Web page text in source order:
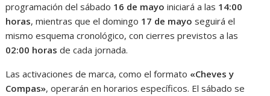
programación del sábado 16 de mayo iniciará a las 14:00
horas, mientras que el domingo 17 de mayo seguirá el
mismo esquema cronológico, con cierres previstos a las
02:00 horas de cada jornada.
Las activaciones de marca, como el formato «Cheves y
Compas», operarán en horarios específicos. El sábado se